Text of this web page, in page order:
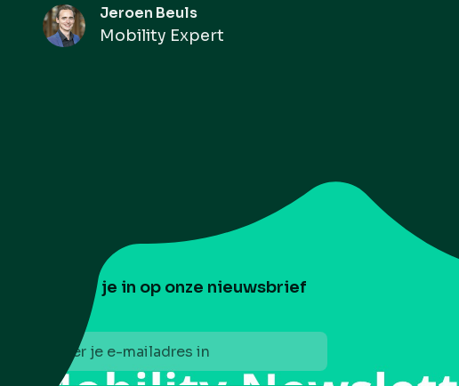
Jeroen Beuls
Mobility Expert
Schrijf je in op onze nieuwsbrief